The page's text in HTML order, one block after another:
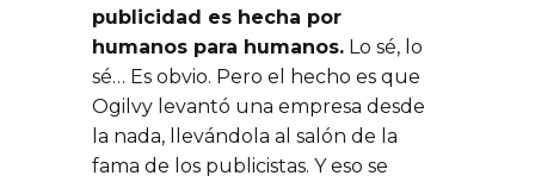
publicidad es hecha por
humanos para humanos. Lo sé, lo
sé… Es obvio. Pero el hecho es que
Ogilvy levantó una empresa desde
la nada, llevándola al salón de la
fama de los publicistas. Y eso se